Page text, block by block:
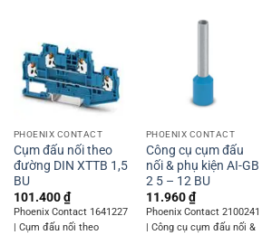
PHOENIX CONTACT
Cụm đấu nối theo
đường DIN XTTB 1,5
BU
101.400₫
Phoenix Contact 1641227
| Cụm đấu nối theo
PHOENIX CONTACT
Công cụ cụm đấu
nối & phụ kiện AI-GB
2 5 – 12 BU
11.960₫
Phoenix Contact 2100241
| Công cụ cụm đấu nối &